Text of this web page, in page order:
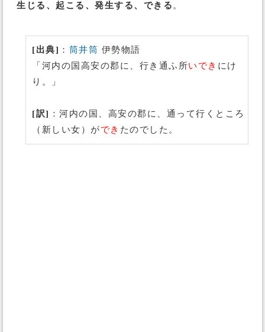
生じる、起こる、発生する、できる 。
[出典] ： 筒井筒 伊勢物語
「河内の国高安の郡に、行き通ふ所いでき にけ
り。」
[訳] ：河内の国、高安の郡に、通って行くところ
（新しい女）ができ たのでした。